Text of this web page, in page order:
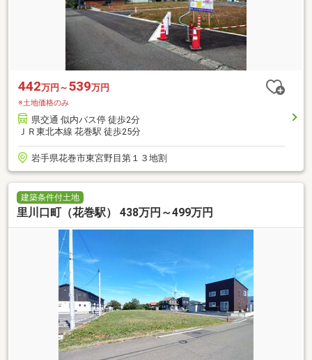
442万円～ 539万円
※土地価格のみ
県交通 似内バス停 徒歩2分
ＪＲ東北本線 花巻駅 徒歩25分
岩手県花巻市東宮野目第１３地割
建築条件付土地
里川口町（花巻駅） 438万円～499万円